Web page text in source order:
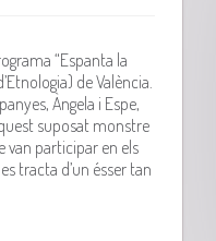
“Espanta la
de València.
Àngela i Espe,
suposat monstre
van participar en els
tracta d’un ésser tan